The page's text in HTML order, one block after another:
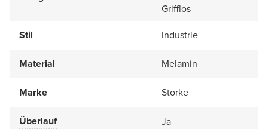
Grifflos
Stil
Industrie
Material Melamin
Marke Storke
Überlauf Ja